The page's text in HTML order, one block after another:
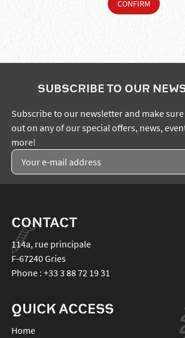
SUBSCRIBE TO OUR
Subscribe to our newsletter and make
out on any of our special offers, news,
more!
CONTACT
114a, rue principale
F-67240Gries
Phone : +33 3 88 72 19 31
QUICK ACCESS
Home